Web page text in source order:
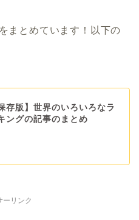
まとめています！以下の
存版】世界のいろいろなラ
ングの記事のまとめ
ーリンク